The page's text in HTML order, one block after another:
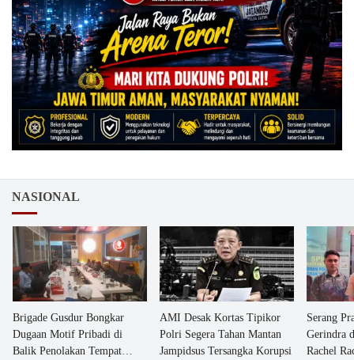
NASIONAL
Brigade Gusdur Bongkar
Dugaan Motif Pribadi di
Balik Penolakan Tempat
AMI Desak Kortas Tipikor
Polri Segera Tahan Mantan
Jampidsus Tersangka Korupsi
Serang
Gerindra
Rachel